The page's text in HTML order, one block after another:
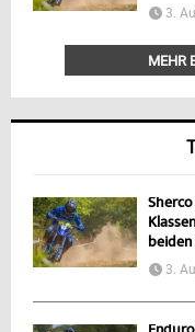
3.
MEHR
3.